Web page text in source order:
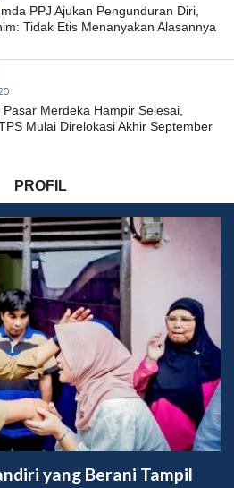
PPJ Ajukan Pengunduran Diri,
Tidak Etis Menanyakan Alasannya
Pasar Merdeka Hampir Selesai,
Mulai Direlokasi Akhir September
PROFIL
yang Berani Tampil